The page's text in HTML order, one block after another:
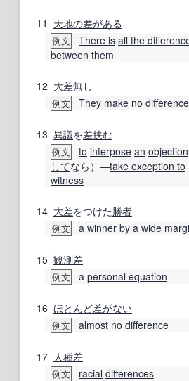
11 天地の差がある
例文 There is all the
between them
12 大差無し
例文 They make no difference
13 異議を差挟む
例文 to interpose an objection
してなら）―take exception to
witness
14 大差をつけた勝者
例文 a winner by a wide
15 観測差
例文 a personal equation
16 ほとんど差がない
例文 almost no difference
17 人種差
例文 racial differences